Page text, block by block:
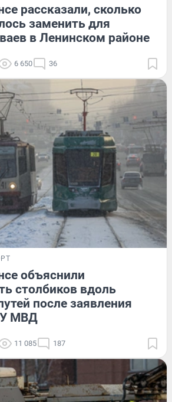
рассказали, сколько
заменить для
в Ленинском районе
6 650 36
объяснили
столбиков вдоль
после заявления
МВД
11 085 187